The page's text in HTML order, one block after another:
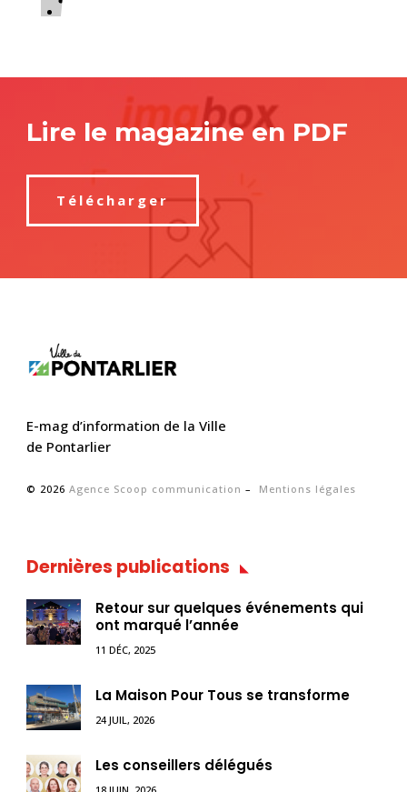
Lire le magazine en PDF
Télécharger
E-mag d’information de la Ville
de Pontarlier
© 2026 Agence Scoop communication – Mentions légales
Dernières publications
Retour sur quelques événements qui
ont marqué l’année
11 DÉC, 2025
La Maison Pour Tous se transforme
24 JUIL, 2026
Les conseillers délégués